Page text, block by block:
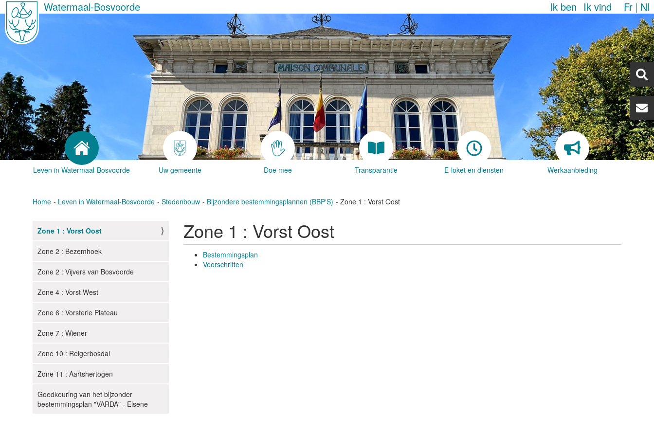
Watermaal-Bosvoorde Ik ben Ik vind Fr Nl
Leven in Watermaal-Bosvoorde Uw gemeente Doe mee Transparantie E-loket en diensten Werkaanbieding
Home Leven in Watermaal-Bosvoorde Stedenbouw Bijzondere bestemmingsplannen (BBP'S) Zone 1 : Vorst Oost
N
v
i
a
i
e
Zone 1 : Vorst Oost
Zone 2 : Bezemhoek
Zone 2 : Vijvers van Bosvoorde
Zone 4 : Vorst West
Zone 6 : Vorsterie Plateau
Zone 7 : Wiener
Zone 10 : Reigerbosdal
Zone 11 : Aartshertogen
Goedkeuring van het bijzonder
bestemmingsplan "VARDA" - Elsene
Zone 1 : Vorst Oost
Bestemmingsplan
Voorschriften